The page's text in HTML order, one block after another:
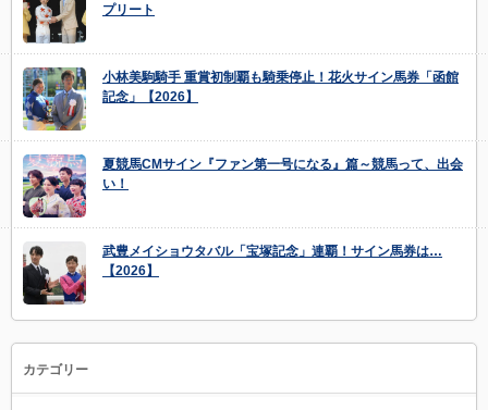
プリート
小林美駒騎手 重賞初制覇も騎乗停止！花火サイン馬券「函館
記念」【2026】
夏競馬CMサイン『ファン第一号になる』篇～競馬って、出会
い！
武豊メイショウタバル「宝塚記念」連覇！サイン馬券は…
【2026】
カテゴリー